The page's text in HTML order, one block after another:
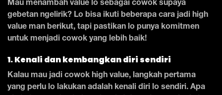
Mau menambah value lo sebagai cowok supaya
gebetan ngelirik? Lo bisa ikuti beberapa cara jadi high
value man berikut, tapi pastikan lo punya komitmen
untuk menjadi cowok yang lebih baik!
1. Kenali dan kembangkan diri sendiri
Kalau mau jadi cowok high value, langkah pertama
yang perlu lo lakukan adalah kenali diri lo sendiri. Apa